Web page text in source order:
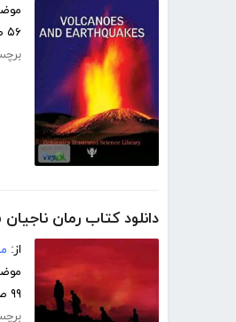
۵۶ صفحه
دانلود کتاب رمان
از:
۹۹ صفحه